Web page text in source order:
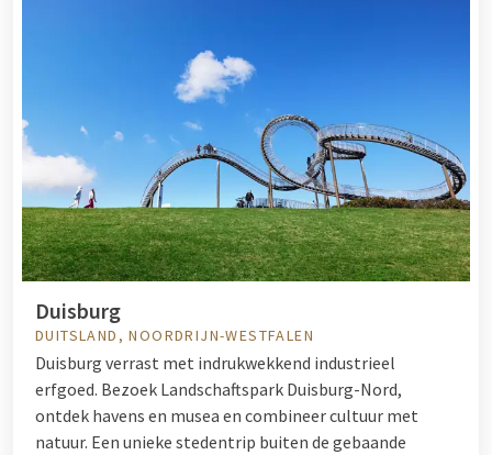
Duisburg
DUITSLAND, NOORDRIJN-WESTFALEN
Duisburg verrast met indrukwekkend industrieel
erfgoed. Bezoek Landschaftspark Duisburg-Nord,
ontdek havens en musea en combineer cultuur met
natuur. Een unieke stedentrip buiten de gebaande